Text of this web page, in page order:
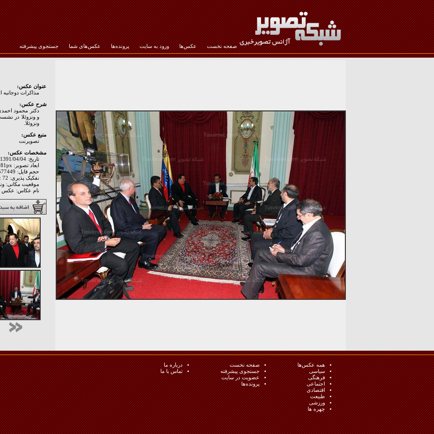
صفحه نخست عکس‌ها ورود به سایت پرونده‌ها عکس‌های شما جستجوی پیشرفته
عنوان عکس:
مذاکرات دوجانبه
شرح عکس:
دکتر محمود
و ونزوئلا در
ونزوئلا.
منبع عکس:
تصويرنت
مشخصات عکس:
تاریخ: 1391/04/04
ابعاد تصویر: 1200px * 781px
حجم فایل: 577449 Byte
نفکیک پذیری: Hor: 72 - Ver: 72
موقعیت مکانی:
نام عکاس: عکس
همه عکس‌ها
سیاسی
فرهنگی
اجتماعی
اقتصادی
طبيعت
ورزشی
چهره ها
صفحه نخست
جستجوی پیشرفته
عضویت در سایت
پرونده‌ها
درباره ما
تماس با ما